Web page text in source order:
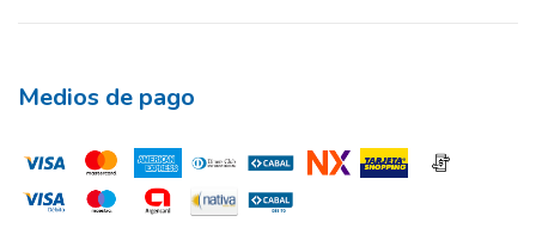
Medios de pago